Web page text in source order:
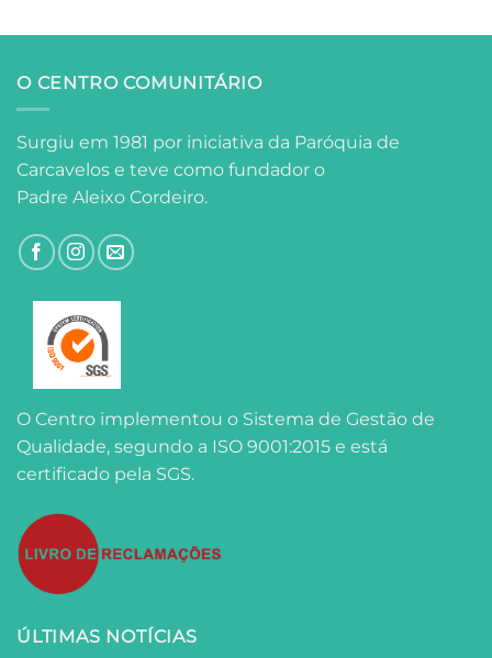
O CENTRO COMUNITÁRIO
Surgiu em 1981 por iniciativa da Paróquia de
Carcavelos e teve como fundador o
Padre Aleixo Cordeiro.
O Centro implementou o Sistema de Gestão de
Qualidade, segundo a ISO 9001:2015 e está
certificado pela SGS.
ÚLTIMAS NOTÍCIAS